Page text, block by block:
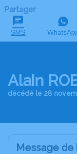
Partager
SMS
Alain
décédé le 28
Message de